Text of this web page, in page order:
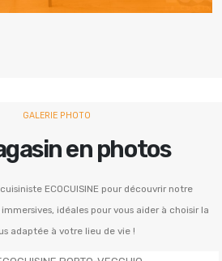
GALERIE PHOTO
en photos
ECOCUISINE pour découvrir notre
idéales pour vous aider à choisir la
adaptée à votre lieu de vie !